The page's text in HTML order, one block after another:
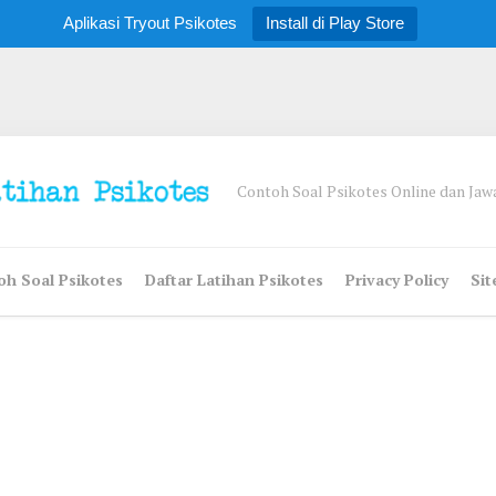
Aplikasi Tryout Psikotes Install di Play Store
Contoh Soal Psikotes Online dan
Soal Psikotes Daftar Latihan Psikotes Privacy Policy